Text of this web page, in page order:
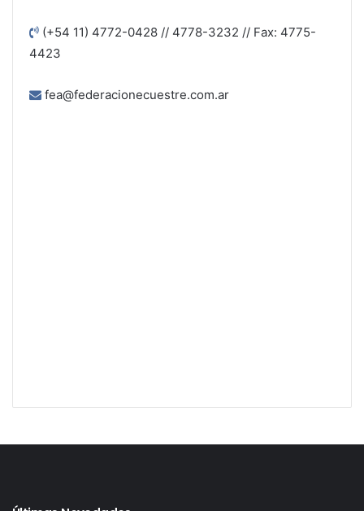
(+54 11) 4772-0428 // 4778-3232 // Fax: 4775-
4423
fea@federacionecuestre.com.ar